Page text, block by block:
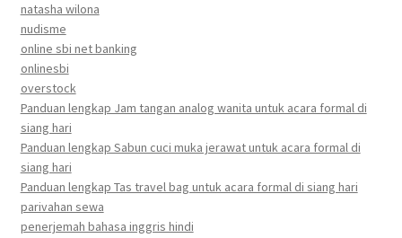
natasha wilona
nudisme
online sbi net banking
onlinesbi
overstock
Panduan lengkap Jam tangan analog wanita untuk acara formal di
siang hari
Panduan lengkap Sabun cuci muka jerawat untuk acara formal di
siang hari
Panduan lengkap Tas travel bag untuk acara formal di siang hari
parivahan sewa
penerjemah bahasa inggris hindi